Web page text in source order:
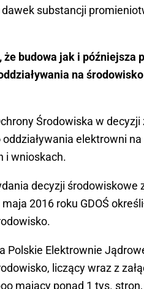
substancji
że budowa jak i
na
Środowiska w
elektrowni
i wnioskach.
decyzji środowiskowe
2016 roku GDOŚ
Polskie Elektrownie
liczący wraz z
mający ponad 1 tys.